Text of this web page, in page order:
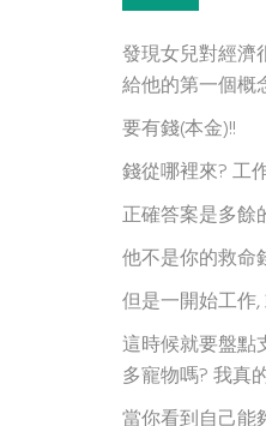
發現女兒對經濟
給他的第一個概
要有錢(本金)!!
錢從哪裡來? 工
正確答案是多餘
他不是你的救命
但是一開始工作
這時候就要盤點
多寵物嗎? 我真